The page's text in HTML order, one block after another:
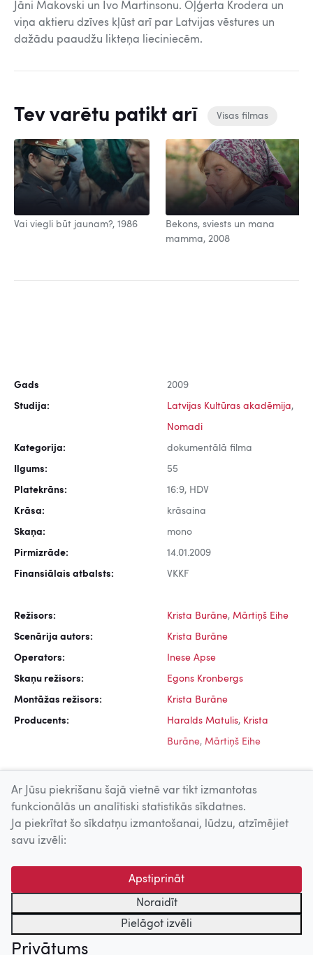
Jāni Makovski un Ivo Martinsonu. Oļģerta Krodera un
viņa aktieru dzīves kļūst arī par Latvijas vēstures un
dažādu paaudžu likteņa lieciniecēm.
Tev varētu patikt arī Visas filmas
Vai viegli būt jaunam?, 1986
Bekons, sviests un mana
mamma, 2008
Gads 2009
Studija: Latvijas Kultūras akadēmija,
Nomadi
Kategorija: dokumentālā filma
Ilgums: 55
Platekrāns: 16:9, HDV
Krāsa: krāsaina
Skaņa: mono
Pirmizrāde: 14.01.2009
Finansiālais atbalsts: VKKF
Režisors: Krista Burāne, Mārtiņš Eihe
Scenārija autors: Krista Burāne
Operators: Inese Apse
Skaņu režisors: Egons Kronbergs
Montāžas režisors: Krista Burāne
Producents: Haralds Matulis, Krista
Burāne, Mārtiņš Eihe
Uz augšu
© 2026 Nacionālais Kino centrs, Kultūras informācijas sistēmu
centrs. Sadarbības partneris: Latvijas Valsts
kinofotofonodokumentu arhīvs.
Ar Jūsu piekrišanu šajā vietnē var tikt izmantotas
funkcionālās un analītiski statistikās sīkdatnes.
Ja piekrītat šo sīkdatņu izmantošanai, lūdzu, atzīmējiet
savu izvēli:
Apstiprināt
Noraidīt
Pielāgot izvēli
Privātums